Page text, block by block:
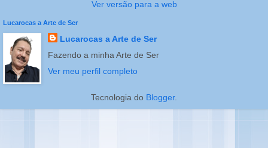
Ver versão para a web
Lucarocas a Arte de Ser
Lucarocas a Arte de Ser
Fazendo a minha Arte de Ser
Ver meu perfil completo
Tecnologia do Blogger.